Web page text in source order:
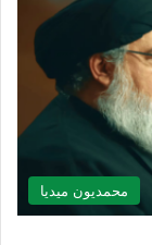
محمديون ميديا